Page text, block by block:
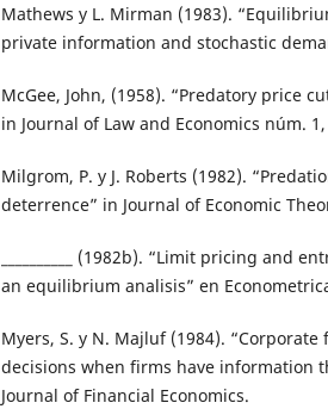
Mathews y L. Mirman (1983).
private information and stochastic
McGee, John, (1958). “Predatory price
in Journal of Law and Economics núm.
Milgrom, P. y J. Roberts (1982).
deterrence” in Journal of Economic
__________ (1982b). “Limit pricing and
an equilibrium analisis” en
Myers, S. y N. Majluf (1984).
decisions when firms have information
Journal of Financial Economics.